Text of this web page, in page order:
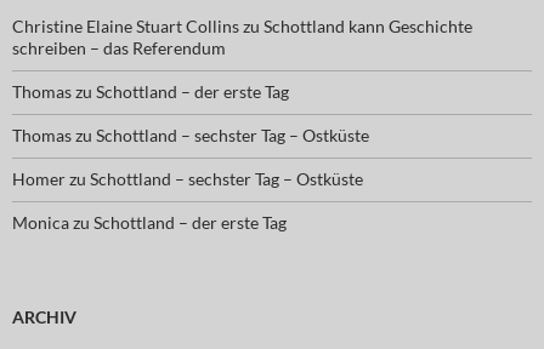
Christine Elaine Stuart Collinszu Schottland kann Geschichte
schreiben – das Referendum
Thomaszu Schottland – der erste Tag
Thomaszu Schottland – sechster Tag – Ostküste
Homerzu Schottland – sechster Tag – Ostküste
Monicazu Schottland – der erste Tag
ARCHIV